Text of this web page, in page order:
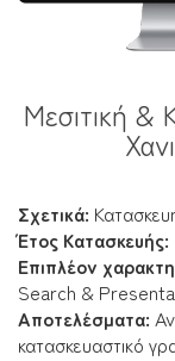
Μεσιτική &
Σχετικά:
Έτος Κατασκευής:
Επιπλέον
Search &
Αποτελέσματα:
κατασκευαστικό